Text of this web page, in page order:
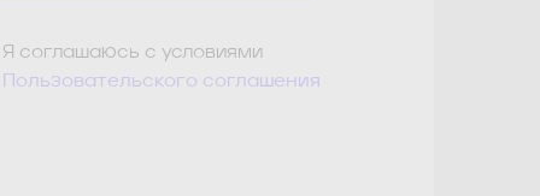
Я соглашаюсь с условиями
Пользовательского соглашения